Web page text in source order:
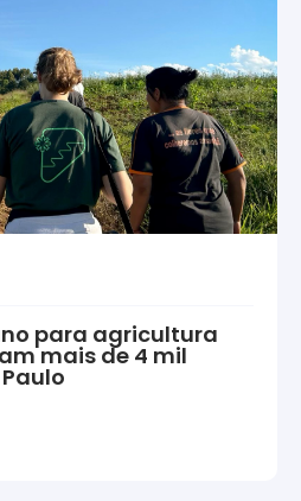
para agricultura
mais de 4 mil